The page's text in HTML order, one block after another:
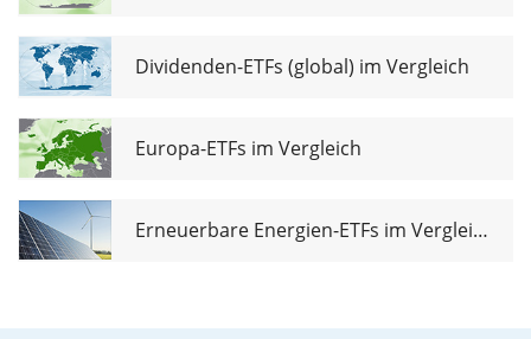
Dividenden-ETFs (global) im Vergleich
Europa-ETFs im Vergleich
Erneuerbare Energien-ETFs im Vergleich